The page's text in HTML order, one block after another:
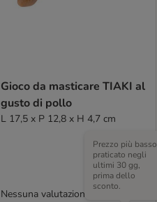
Gioco da masticare TIAKI al
gusto di pollo
L 17,5 x P 12,8 x H 4,7 cm
Prezzo più basso
praticato negli
ultimi 30 gg,
prima dello
sconto.
Nessuna valutazione